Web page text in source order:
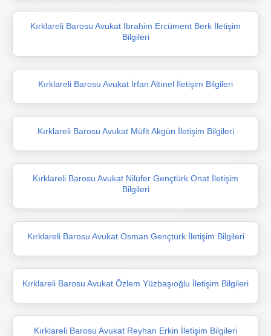
Kırklareli Barosu Avukat İbrahim Ercüment Berk İletişim
Bilgileri
Kırklareli Barosu Avukat İrfan Altınel İletişim Bilgileri
Kırklareli Barosu Avukat Müfit Akgün İletişim Bilgileri
Kırklareli Barosu Avukat Nilüfer Gençtürk Onat İletişim
Bilgileri
Kırklareli Barosu Avukat Osman Gençtürk İletişim Bilgileri
Kırklareli Barosu Avukat Özlem Yüzbaşıoğlu İletişim Bilgileri
Kırklareli Barosu Avukat Reyhan Erkin İletişim Bilgileri